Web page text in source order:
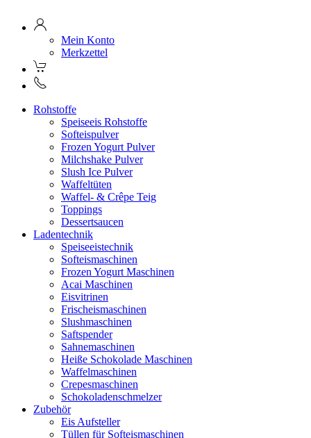
Mein Konto
Merkzettel
Rohstoffe
Speiseeis Rohstoffe
Softeispulver
Frozen Yogurt Pulver
Milchshake Pulver
Slush Ice Pulver
Waffeltüten
Waffel- & Crêpe Teig
Toppings
Dessertsaucen
Ladentechnik
Speiseeistechnik
Softeismaschinen
Frozen Yogurt Maschinen
Acai Maschinen
Eisvitrinen
Frischeismaschinen
Slushmaschinen
Saftspender
Sahnemaschinen
Heiße Schokolade Maschinen
Waffelmaschinen
Crepesmaschinen
Schokoladenschmelzer
Zubehör
Eis Aufsteller
Tüllen für Softeismaschinen